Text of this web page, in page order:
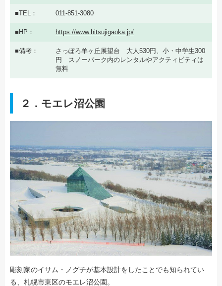
TEL 011-851-3080
HP https://www.hitsujigaoka.jp/
備考
さっぽろ羊ヶ丘展望台 大人530円、小・中学生300
円 スノーパーク内のレンタルやアクティビティは
無料
２．モエレ沼公園
彫刻家のイサム・ノグチが基本設計をしたことでも知られてい
る、札幌市東区のモエレ沼公園。